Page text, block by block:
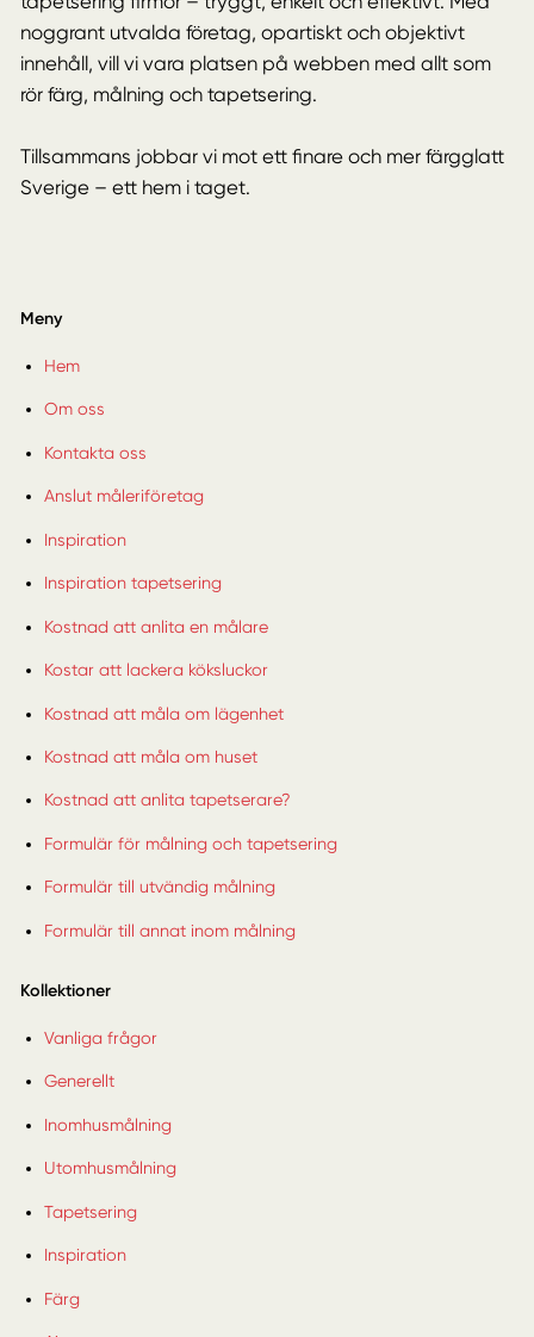
noggrant utvalda företag, opartiskt och objektivt
innehåll, vill vi vara platsen på webben med allt som
rör färg, målning och tapetsering.
Tillsammans jobbar vi mot ett finare och mer färgglatt
Sverige – ett hem i taget.
Meny
Hem
Om oss
Kontakta oss
Anslut måleriföretag
Inspiration
Inspiration tapetsering
Kostnad att anlita en målare
Kostar att lackera köksluckor
Kostnad att måla om lägenhet
Kostnad att måla om huset
Kostnad att anlita tapetserare?
Formulär för målning och tapetsering
Formulär till utvändig målning
Formulär till annat inom målning
Kollektioner
Vanliga frågor
Generellt
Inomhusmålning
Utomhusmålning
Tapetsering
Inspiration
Färg